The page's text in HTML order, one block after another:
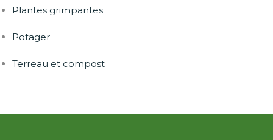
Plantes grimpantes
Potager
Terreau et compost